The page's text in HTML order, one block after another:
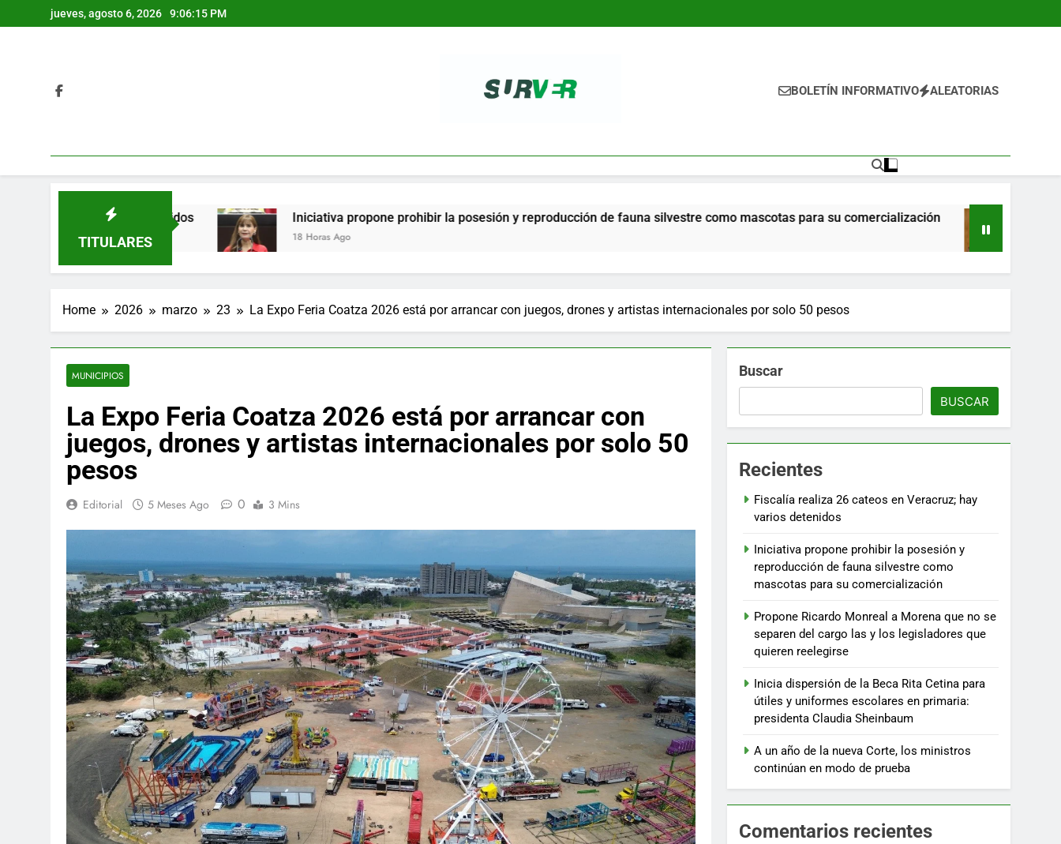
to
jueves, agosto 6, 2026 9:06:16 PM
SURVER
BOLETÍN INFORMATIVO ALEATORIAS
TITULARES
hay varios detenidos Iniciativa propone prohibir la posesión y reproducción de fauna silvestre como mascotas para su comercialización
18 Horas Ago 18 Horas Ago
Home 2026 marzo 23 La Expo Feria Coatza 2026 está por arrancar con juegos, drones y artistas internacionales por solo 50 pesos
MUNICIPIOS
La Expo Feria Coatza 2026 está por arrancar con
juegos, drones y artistas internacionales por solo 50
pesos
Editorial 5 Meses Ago 0 3 Mins
Buscar
BUSCAR
Recientes
Fiscalía realiza 26 cateos en Veracruz; hay
varios detenidos
Iniciativa propone prohibir la posesión y
reproducción de fauna silvestre como
mascotas para su comercialización
Propone Ricardo Monreal a Morena que no se
separen del cargo las y los legisladores que
quieren reelegirse
Inicia dispersión de la Beca Rita Cetina para
útiles y uniformes escolares en primaria:
presidenta Claudia Sheinbaum
A un año de la nueva Corte, los ministros
continúan en modo de prueba
Comentarios recientes